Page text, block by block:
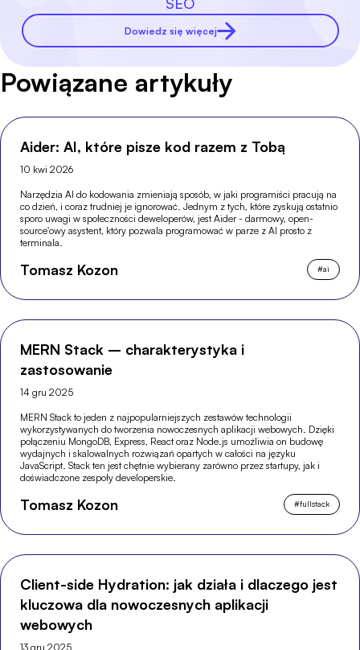
Dowiedz się więcej
Powiązane artykuły
Aider: AI, które pisze kod razem z Tobą
10 kwi 2026
Narzędzia AI do kodowania zmieniają sposób, w jaki programiści pracują na
co dzień, i coraz trudniej je ignorować. Jednym z tych, które zyskują ostatnio
sporo uwagi w społeczności deweloperów, jest Aider - darmowy, open-
source'owy asystent, który pozwala programować w parze z AI prosto z
terminala.
Tomasz Kozon #ai
MERN Stack – charakterystyka i
zastosowanie
14 gru 2025
MERN Stack to jeden z najpopularniejszych zestawów technologii
wykorzystywanych do tworzenia nowoczesnych aplikacji webowych. Dzięki
połączeniu MongoDB, Express, React oraz Node.js umożliwia on budowę
wydajnych i skalowalnych rozwiązań opartych w całości na języku
JavaScript. Stack ten jest chętnie wybierany zarówno przez startupy, jak i
doświadczone zespoły developerskie.
Tomasz Kozon #fullstack
Client-side Hydration: jak działa i dlaczego jest
kluczowa dla nowoczesnych aplikacji
webowych
13 gru 2025